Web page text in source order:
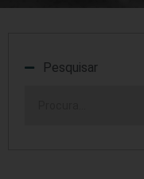
Pesquisar